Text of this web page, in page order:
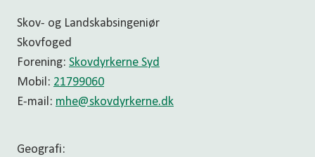
Skov- og Landskabsingeniør
Skovfoged
Forening: Skovdyrkerne Syd
Mobil: 21799060
E-mail: mhe@skovdyrkerne.dk
Geografi: